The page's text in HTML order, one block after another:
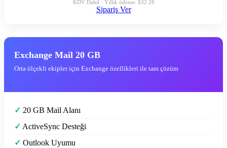
KDV Dahil · Yıllık ödeme: $32.28
Sipariş Ver
Exchange Mail 20 GB
Orta ölçekli ekipler için Exchange özellikleri ile tam çözüm
✓ 20 GB Mail Alanı
✓ ActiveSync Desteği
✓ Outlook Uyumu